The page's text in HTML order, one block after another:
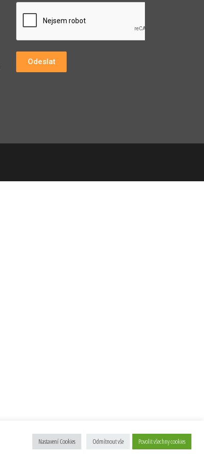
Odeslat
Nastavení Cookies Odmítnout vše Povolit všechny cookies